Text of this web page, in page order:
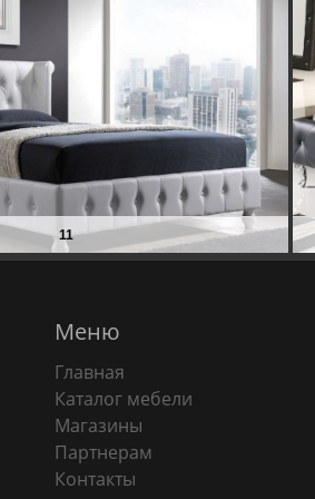
11
Меню
Главная
Каталог мебели
Магазины
Партнерам
Контакты